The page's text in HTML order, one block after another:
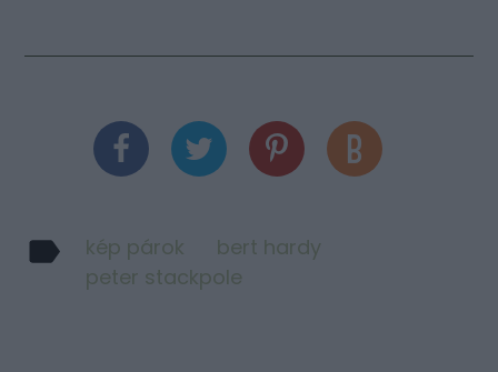
kép párok
bert hardy
peter stackpole